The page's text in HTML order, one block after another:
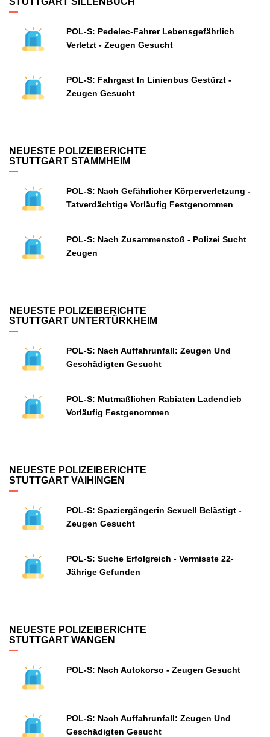
POL-S: Pedelec-Fahrer Lebensgefährlich
Verletzt - Zeugen Gesucht
POL-S: Fahrgast In Linienbus Gestürzt -
Zeugen Gesucht
NEUESTE POLIZEIBERICHTE
STUTTGART STAMMHEIM
POL-S: Nach Gefährlicher Körperverletzung -
Tatverdächtige Vorläufig Festgenommen
POL-S: Nach Zusammenstoß - Polizei Sucht
Zeugen
NEUESTE POLIZEIBERICHTE
STUTTGART UNTERTÜRKHEIM
POL-S: Nach Auffahrunfall: Zeugen Und
Geschädigten Gesucht
POL-S: Mutmaßlichen Rabiaten Ladendieb
Vorläufig Festgenommen
NEUESTE POLIZEIBERICHTE
STUTTGART VAIHINGEN
POL-S: Spaziergängerin Sexuell Belästigt -
Zeugen Gesucht
POL-S: Suche Erfolgreich - Vermisste 22-
Jährige Gefunden
NEUESTE POLIZEIBERICHTE
STUTTGART WANGEN
POL-S: Nach Autokorso - Zeugen Gesucht
POL-S: Nach Auffahrunfall: Zeugen Und
Geschädigten Gesucht